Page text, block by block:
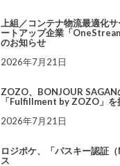
上組／コンテナ物流最適化
ートアップ企業「
のお知らせ
2026年7月21日
ZOZO、BONJOUR SAGAN
「Fulfillment by ZOZO」を
2026年7月21日
ロジポケ、「パスキー認証
ス